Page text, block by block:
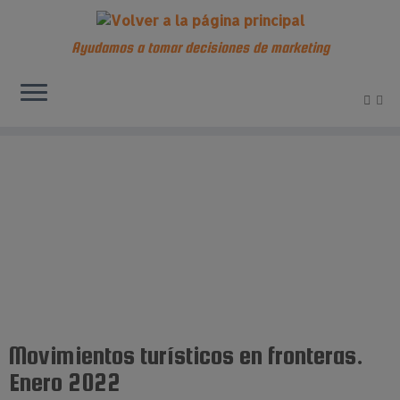
Ayudamos a tomar decisiones de marketing
Movimientos turísticos en fronteras.
Enero 2022